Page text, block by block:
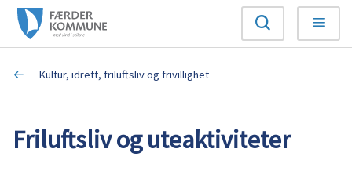
F
æ
d
Søk Meny
Du
her:
Kultur, idrett, friluftsliv og frivillighet
Friluftsliv og uteaktiviteter